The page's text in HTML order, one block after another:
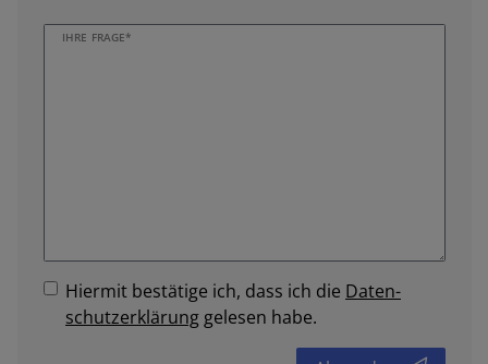
IHRE FRAGE*
Hiermit bestätige ich, dass ich die Daten­
schutz­erklärung gelesen habe.